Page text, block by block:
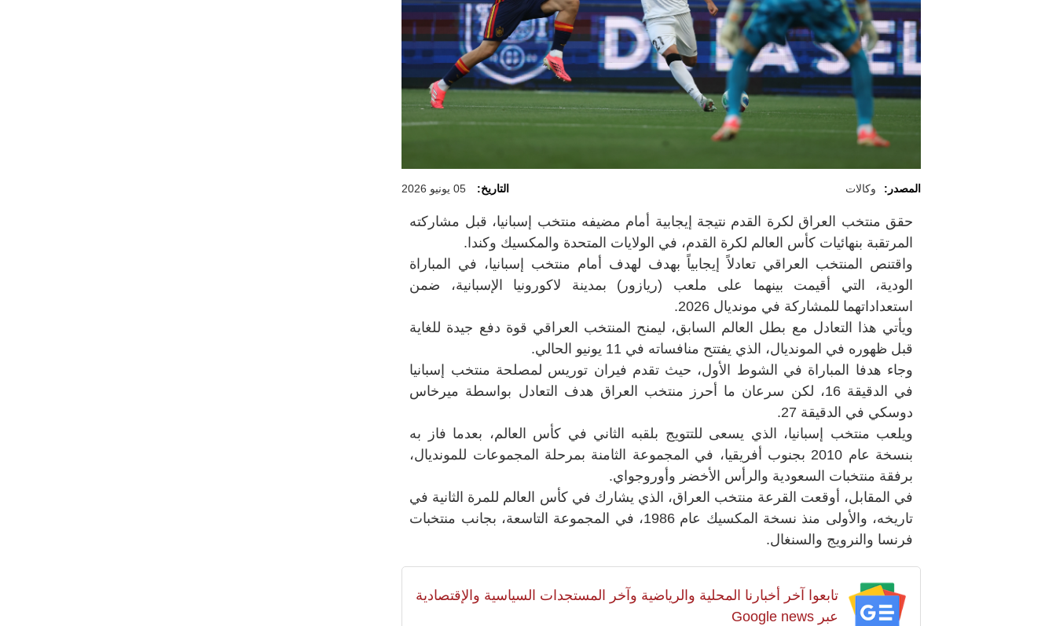
المصدر: وكالات التاريخ: 05 يونيو 2026
حقق منتخب العراق لكرة القدم نتيجة إيجابية أمام مضيفه منتخب إسبانيا، قبل مشاركته
المرتقبة بنهائيات كأس العالم لكرة القدم، في الولايات المتحدة والمكسيك وكندا.
واقتنص المنتخب العراقي تعادلاً إيجابياً بهدف لهدف أمام منتخب إسبانيا، في المباراة
الودية، التي أقيمت بينهما على ملعب (ريازور) بمدينة لاكورونيا الإسبانية، ضمن
استعداداتهما للمشاركة في مونديال 2026.
ويأتي هذا التعادل مع بطل العالم السابق، ليمنح المنتخب العراقي قوة دفع جيدة للغاية
قبل ظهوره في المونديال، الذي يفتتح منافساته في 11 يونيو الحالي.
وجاء هدفا المباراة في الشوط الأول، حيث تقدم فيران توريس لمصلحة منتخب إسبانيا
في الدقيقة 16، لكن سرعان ما أحرز منتخب العراق هدف التعادل بواسطة ميرخاس
دوسكي في الدقيقة 27.
ويلعب منتخب إسبانيا، الذي يسعى للتتويج بلقبه الثاني في كأس العالم، بعدما فاز به
بنسخة عام 2010 بجنوب أفريقيا، في المجموعة الثامنة بمرحلة المجموعات للمونديال،
برفقة منتخبات السعودية والرأس الأخضر وأوروجواي.
في المقابل، أوقعت القرعة منتخب العراق، الذي يشارك في كأس العالم للمرة الثانية في
تاريخه، والأولى منذ نسخة المكسيك عام 1986، في المجموعة التاسعة، بجانب منتخبات
فرنسا والنرويج والسنغال.
تابعوا آخر أخبارنا المحلية والرياضية وآخر المستجدات السياسية والإقتصادية
عبر Google news